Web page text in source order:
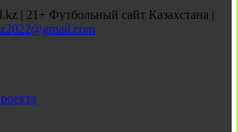
| 21+ Футбольный сайт Казахстана |